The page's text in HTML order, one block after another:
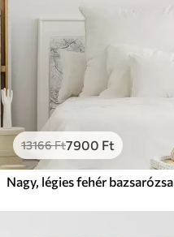
13166Ft7900 Ft
Nagy, légies fehér bazsarózsa